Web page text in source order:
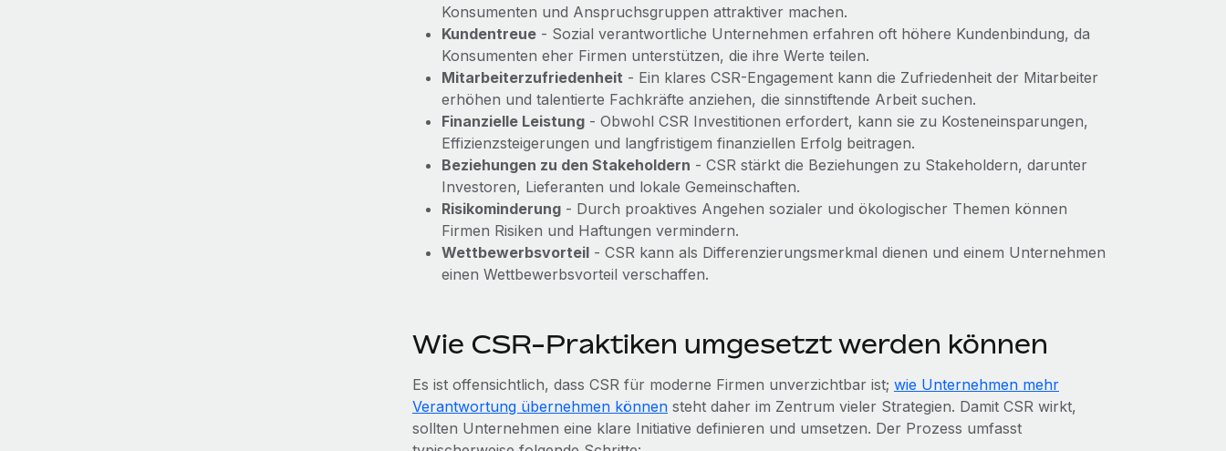
Konsumenten und Anspruchsgruppen attraktiver machen.
Kundentreue- Sozial verantwortliche Unternehmen erfahren oft höhere Kundenbindung, da
Konsumenten eher Firmen unterstützen, die ihre Werte teilen.
Mitarbeiterzufriedenheit - Ein klares CSR-Engagement kann die Zufriedenheit der Mitarbeiter
erhöhen und talentierte Fachkräfte anziehen, die sinnstiftende Arbeit suchen.
Finanzielle Leistung- Obwohl CSR Investitionen erfordert, kann sie zu Kosteneinsparungen,
Effizienzsteigerungen und langfristigem finanziellen Erfolg beitragen.
Beziehungen zu den Stakeholdern - CSR stärkt die Beziehungen zu Stakeholdern, darunter
Investoren, Lieferanten und lokale Gemeinschaften.
Risikominderung- Durch proaktives Angehen sozialer und ökologischer Themen können
Firmen Risiken und Haftungen vermindern.
Wettbewerbsvorteil- CSR kann als Differenzierungsmerkmal dienen und einem Unternehmen
einen Wettbewerbsvorteil verschaffen.
Wie CSR-Praktiken umgesetzt werden können
Es ist offensichtlich, dass CSR für moderne Firmen unverzichtbar ist; wie Unternehmen mehr
Verantwortung übernehmen könnensteht daher im Zentrum vieler Strategien. Damit CSR wirkt,
sollten Unternehmen eine klare Initiative definieren und umsetzen. Der Prozess umfasst